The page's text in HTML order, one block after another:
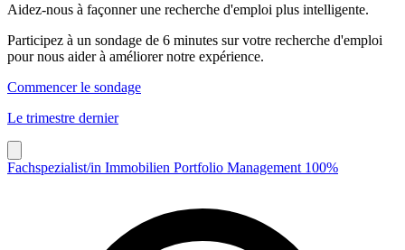
Aidez-nous à façonner une recherche d'emploi plus intelligente.
Participez à un sondage de 6 minutes sur votre recherche d'emploi
pour nous aider à améliorer notre expérience.
Commencer le sondage
Le trimestre dernier
Fachspezialist/in Immobilien Portfolio Management 100%